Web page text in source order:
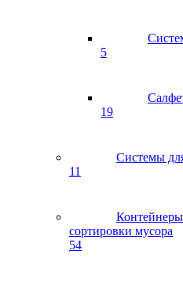
5
19
Системы
11
сортировки мусора
54